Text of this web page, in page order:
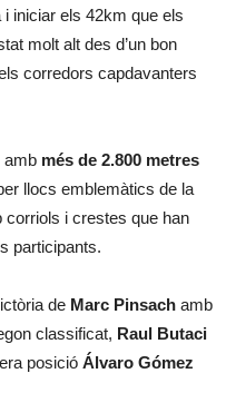
iniciar els 42km que els
molt alt des d’un bon
corredors capdavanters
amb més de 2.800 metres
llocs emblemàtics de la
i crestes que han
participants.
de Marc Pinsach amb
classificat, Raul Butaci
posició Álvaro Gómez